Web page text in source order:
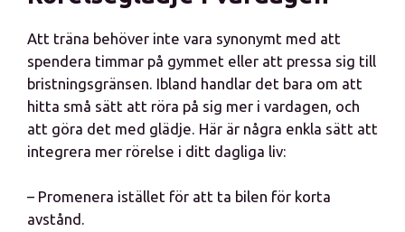
Att träna behöver inte vara synonymt med att
spendera timmar på gymmet eller att pressa sig till
bristningsgränsen. Ibland handlar det bara om att
hitta små sätt att röra på sig mer i vardagen, och
att göra det med glädje. Här är några enkla sätt att
integrera mer rörelse i ditt dagliga liv:
– Promenera istället för att ta bilen för korta
avstånd.